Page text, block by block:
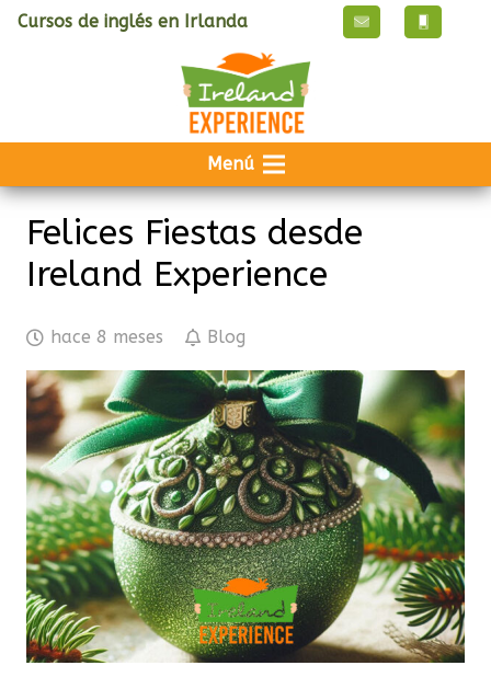
Cursos de inglés en Irlanda
Menú
Felices Fiestas desde
Ireland Experience
hace 8 meses Blog